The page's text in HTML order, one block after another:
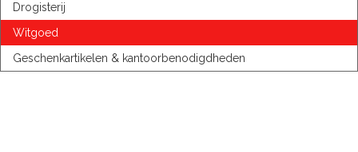
Drogisterij
Witgoed
Geschenkartikelen & kantoorbenodigdheden